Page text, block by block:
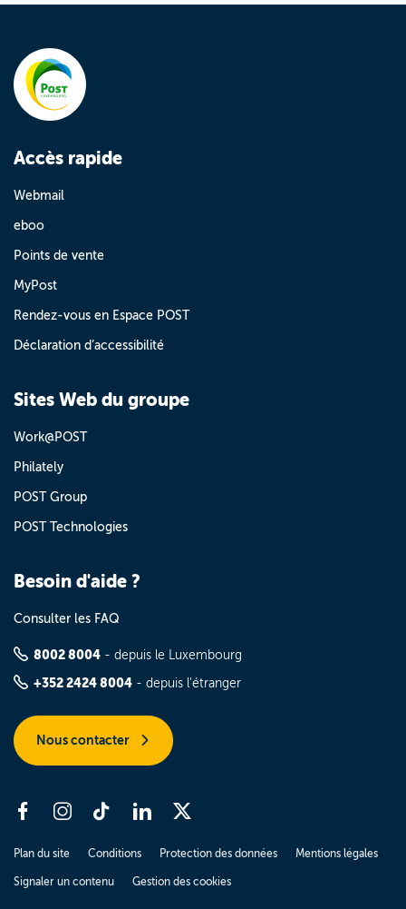
Accès rapide
Webmail
eboo
Points de vente
MyPost
Rendez-vous en Espace POST
Déclaration d’accessibilité
Sites Web du groupe
Work@POST
Philately
POST Group
POST Technologies
Besoin d'aide ?
Consulter les FAQ
8002 8004 - depuis le Luxembourg
+352 2424 8004 - depuis l'étranger
Nous contacter
Plan du site Conditions Protection des données Mentions légales
Signaler un contenu Gestion des cookies